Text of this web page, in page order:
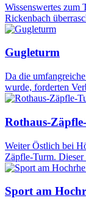
Wissenswertes zum
Rickenbach
Gugleturm
Da die
wurde, forderten
Rothaus-
Weiter Östlich bei
Zäpfle-Turm.
Sport am